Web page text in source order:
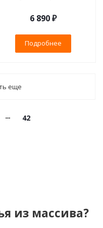
6 890 ₽
Подробнее
еще
42
из массива?